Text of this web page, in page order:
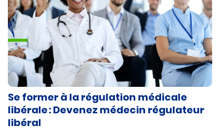
Se former à la régulation médicale
libérale : Devenez médecin régulateur
libéral